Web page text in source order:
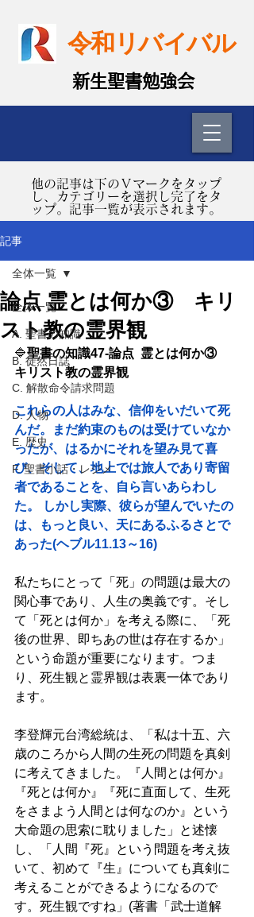
令和リバイバル
​新生聖書勉強会
​他の記事は下のＶマークをタップ
し、カテゴリーを選択し完了をタ
ップ。記事一覧が表示されます。
記事
全体一覧
A. 聖書の知識
B. 徒然日誌
C. 解散命令請求問題
D. 人物
E. 歴史
F. 聖書小話・レジメ
全体一覧
論点 霊とは何か③ キリ
スト教の霊界観
🔷聖書の知識47-論点  霊とは何か③
キリスト教の霊界観
これらの人はみな、信仰をいだいて死
んだ。まだ約束のものは受けていなか
ったが、はるかにそれを望み見て喜
び、そして、地上では旅人であり寄留
者であることを、自ら言いあらわし
た。 しかし実際、彼らが望んでいたの
は、もっと良い、天にあるふるさとで
あった(ヘブル11.13～16)
私たちにとって「死」の問題は最大の
関心事であり、人生の奥義です。そし
て「死とは何か」を考える際に、「死
後の世界、即ちあの世は存在するか」
という命題が重要になります。つま
り、死生観と霊界観は表裏一体であり
ます。
李登輝元台湾総統は、「私は十五、六
歳のころから人間の生死の問題を真剣
に考えてきました。『人間とは何か』
『死とは何か』『死に直面して、生死
をさまよう人間とは何なのか』という
大命題の思索に耽りました」と述懐
し、「人間『死』という問題を考え抜
いて、初めて『生』についても真剣に
考えることができるようになるので
す。死生観ですね」(著書「武士道解